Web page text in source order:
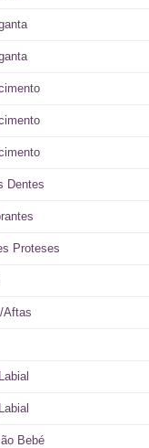
Dentes
Proteses
Aftas
Bebé